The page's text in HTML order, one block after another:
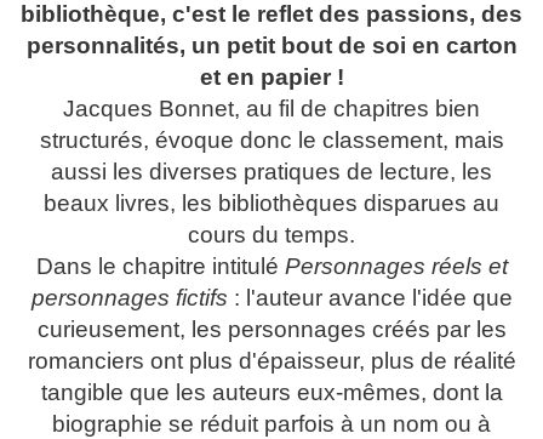
bibliothèque, c'est le reflet des passions, des
personnalités, un petit bout de soi en carton
et en papier !
Jacques Bonnet, au fil de chapitres bien
structurés, évoque donc le classement, mais
aussi les diverses pratiques de lecture, les
beaux livres, les bibliothèques disparues au
cours du temps.
Dans le chapitre intitulé Personnages réels et
personnages fictifs : l'auteur avance l'idée que
curieusement, les personnages créés par les
romanciers ont plus d'épaisseur, plus de réalité
tangible que les auteurs eux-mêmes, dont la
biographie se réduit parfois à un nom ou à